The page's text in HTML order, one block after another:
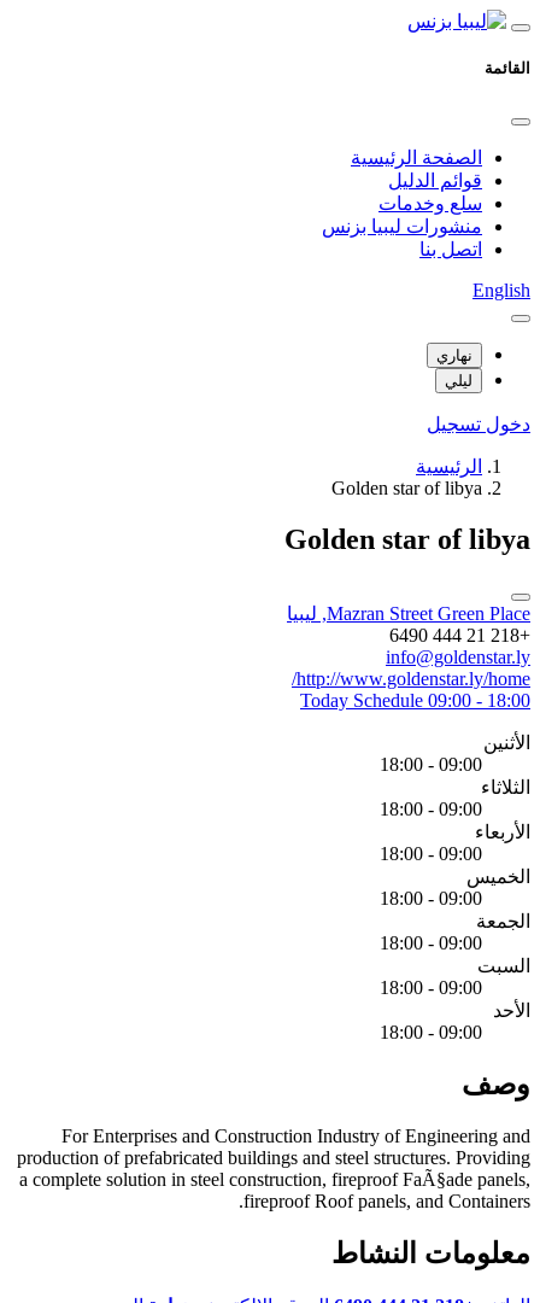
القائمة
الصفحة الرئيسية
قوائم الدليل
سلع وخدمات
منشورات ليبيا بزنس
اتصل بنا
English
نهاري
ليلي
دخول تسجيل
الرئيسية
Golden star of libya
Golden star of libya
Mazran Street Green Place, ليبيا
+218 21 444 6490
info@goldenstar.ly
http://www.goldenstar.ly/home/
Today Schedule 09:00 - 18:00
الأثنين
09:00 - 18:00
الثلاثاء
09:00 - 18:00
الأربعاء
09:00 - 18:00
الخميس
09:00 - 18:00
الجمعة
09:00 - 18:00
السبت
09:00 - 18:00
الأحد
09:00 - 18:00
وصف
For Enterprises and Construction Industry of Engineering and
production of prefabricated buildings and steel structures. Providing
a complete solution in steel construction, fireproof FaÃ§ade panels,
fireproof Roof panels, and Containers.
معلومات النشاط